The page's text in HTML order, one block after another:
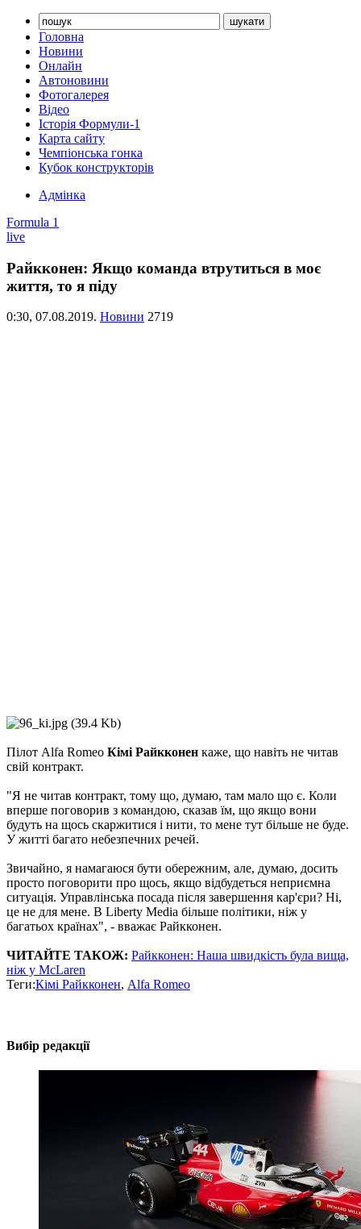
Головна
Новини
Онлайн
Автоновини
Фотогалерея
Відео
Історія Формули-1
Карта сайту
Чемпіонська гонка
Кубок конструкторів
Адмінка
Formula 1
live
Райкконен: Якщо команда втрутиться в моє
життя, то я піду
0:30, 07.08.2019. Новини 2719
Пілот Alfa Romeo Кімі Райкконен каже, що навіть не читав
свій контракт.
"Я не читав контракт, тому що, думаю, там мало що є. Коли
вперше поговорив з командою, сказав їм, що якщо вони
будуть на щось скаржитися і нити, то мене тут більше не буде.
У житті багато небезпечних речей.
Звичайно, я намагаюся бути обережним, але, думаю, досить
просто поговорити про щось, якщо відбудеться неприємна
ситуація. Управлінська посада після завершення кар'єри? Ні,
це не для мене. В Liberty Media більше політики, ніж у
багатьох країнах", - вважає Райкконен.
ЧИТАЙТЕ ТАКОЖ: Райкконен: Наша швидкість була вища,
ніж у McLaren
Теги:Кімі Райкконен, Alfa Romeo
Вибір редакції